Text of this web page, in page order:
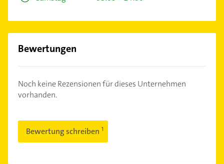
Bewertungen
Noch keine Rezensionen für dieses Unternehmen
vorhanden.
Bewertung schreiben